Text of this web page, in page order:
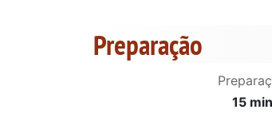
Preparação
15 min